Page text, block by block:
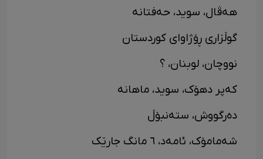
هەڤال، سوید، حەفتانە
گوڵزاری ڕۆژاوای کوردستان
نووچان، لوبنان، ؟
کەپر دهۆک، سوید، ماهانە
دەرگووش، ستەنبۆڵ
شەمامۆک، ئامەد، ٦ مانگ جارێک